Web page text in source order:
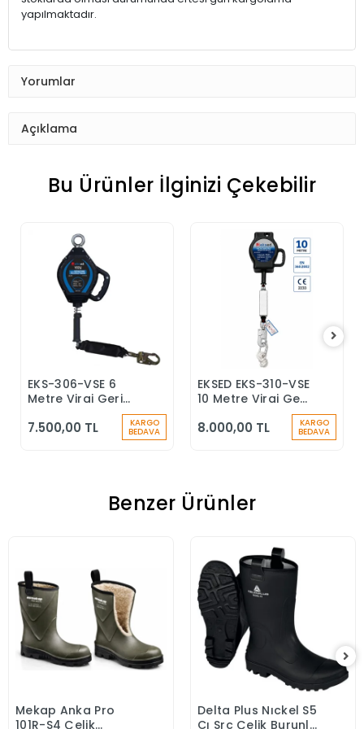
yapılmaktadır.
Yorumlar
Açıklama
Bu Ürünler İlginizi Çekebilir
Sepete Ekle
EKS-306-VSE 6
Metre Viraj Geri
Durdurucu Keskin
7.500,00 TL KARGO
BEDAVA
Sepete Ekle
EKSED EKS-310-VSE
10 Metre Viraj Geri
Durdurucu
8.000,00 TL KARGO
BEDAVA
Benzer Ürünler
Sepete Ekle
Mekap Anka Pro
101R-S4 Çelik
Sepete Ekle
Delta Plus Nıckel S5
Cı Src Çelik Burunlu